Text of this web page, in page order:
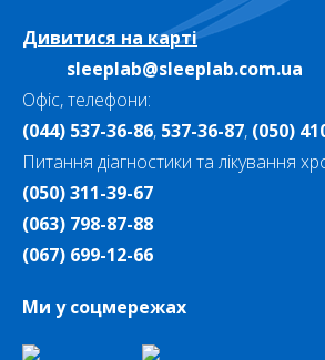
Дивитися на карті
sleeplab@sleeplab.com.ua
Офіс, телефони:
(044) 537-36-86, 537-36-87, (050)
Питання діагностики та лікування
(050) 311-39-67
(063) 798-87-88
(067) 699-12-66
Ми у соцмережах